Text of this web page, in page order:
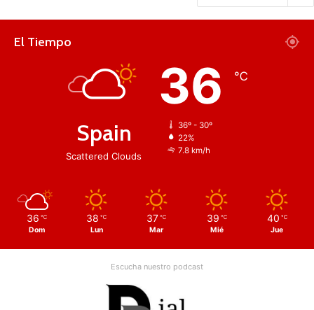
El Tiempo
Spain
Scattered Clouds
36 ℃
36º - 30º
22%
7.8 km/h
36 ℃
Dom
38 ℃
Lun
37 ℃
Mar
39 ℃
Mié
40 ℃
Jue
Escucha nuestro podcast